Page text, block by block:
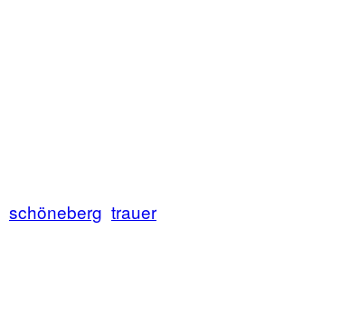
schöneberg trauer